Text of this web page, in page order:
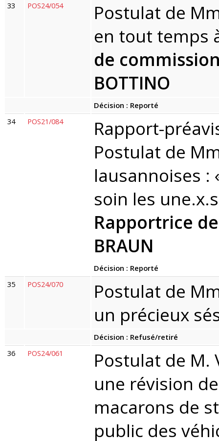
33
POS24/054
Postulat de
en tout temps
de
BOTTINO
Décision : Reporté
34
POS21/084
Rapport-
Postulat de
lausannoises :
soin les
Rapportrice
BRAUN
Décision : Reporté
35
POS24/070
Postulat de
un précieux
Décision : Refusé/retiré
36
POS24/061
Postulat de M.
une révision
macarons de
public des